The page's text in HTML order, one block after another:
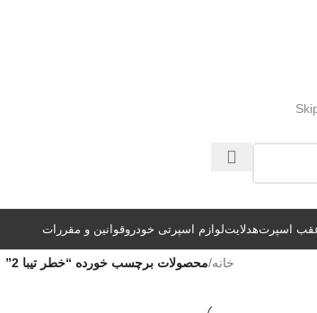
اسپرتهدلایتلوازم اسپرتی خودروقوانین و مقررات
خانه/محصولات برچسب خورده “خطر تیبا 2”